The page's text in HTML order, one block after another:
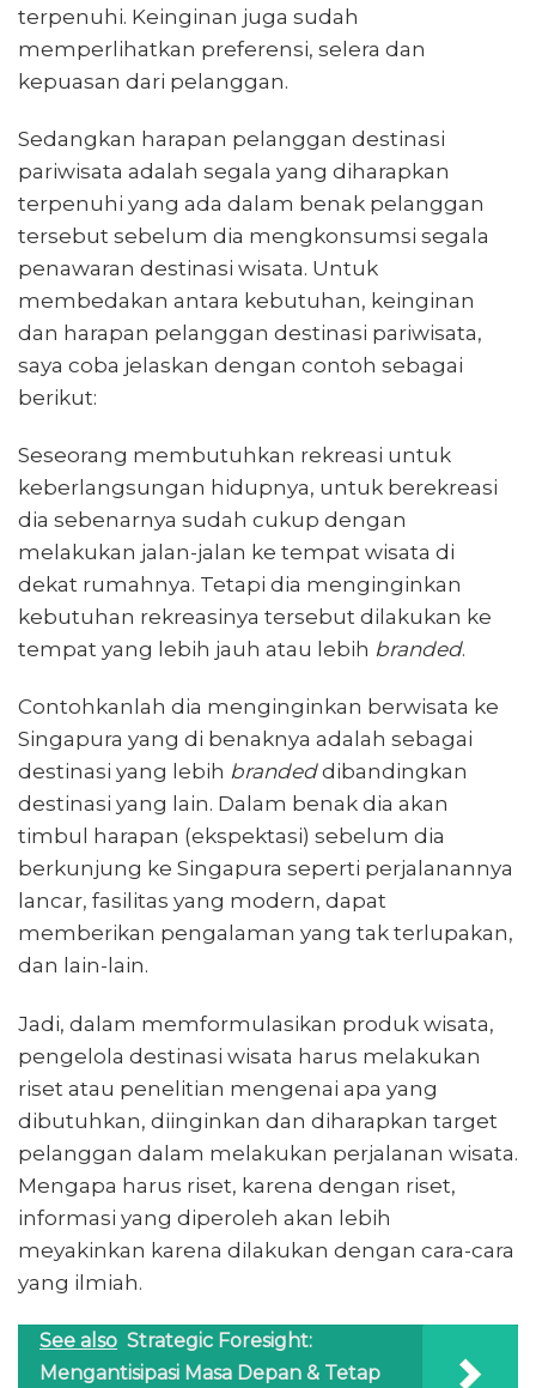
terpenuhi. Keinginan juga sudah
memperlihatkan preferensi, selera dan
kepuasan dari pelanggan.
Sedangkan harapan pelanggan destinasi
pariwisata adalah segala yang diharapkan
terpenuhi yang ada dalam benak pelanggan
tersebut sebelum dia mengkonsumsi segala
penawaran destinasi wisata. Untuk
membedakan antara kebutuhan, keinginan
dan harapan pelanggan destinasi pariwisata,
saya coba jelaskan dengan contoh sebagai
berikut:
Seseorang membutuhkan rekreasi untuk
keberlangsungan hidupnya, untuk berekreasi
dia sebenarnya sudah cukup dengan
melakukan jalan-jalan ke tempat wisata di
dekat rumahnya. Tetapi dia menginginkan
kebutuhan rekreasinya tersebut dilakukan ke
tempat yang lebih jauh atau lebih branded.
Contohkanlah dia menginginkan berwisata ke
Singapura yang di benaknya adalah sebagai
destinasi yang lebih brandeddibandingkan
destinasi yang lain. Dalam benak dia akan
timbul harapan (ekspektasi) sebelum dia
berkunjung ke Singapura seperti perjalanannya
lancar, fasilitas yang modern, dapat
memberikan pengalaman yang tak terlupakan,
dan lain-lain.
Jadi, dalam memformulasikan produk wisata,
pengelola destinasi wisata harus melakukan
riset atau penelitian mengenai apa yang
dibutuhkan, diinginkan dan diharapkan target
pelanggan dalam melakukan perjalanan wisata.
Mengapa harus riset, karena dengan riset,
informasi yang diperoleh akan lebih
meyakinkan karena dilakukan dengan cara-cara
yang ilmiah.
See also Strategic Foresight:
Mengantisipasi Masa Depan & Tetap